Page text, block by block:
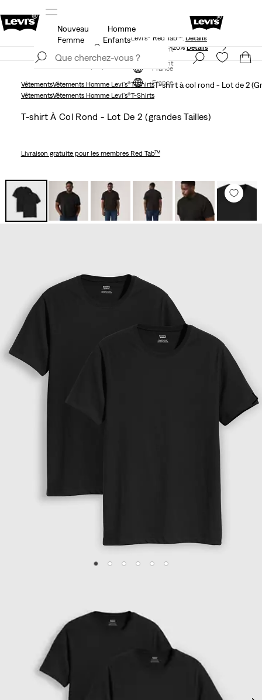
Livraison gratuite pour les membres du programme
Levi’s® Red Tab™. Détails
S'inscrire maintenant
France
Nouveau
Homme
Femme
Enfants
Unidays: Les étudiants bénéficient de -20% Détails
S'inscrire maintenant
France
VêtementsVêtements Homme Levi's®T-ShirtsT-shirt à col rond - Lot de 2
VêtementsVêtements Homme Levi's®T-Shirts
T-shirt À Col Rond - Lot De 2 (grandes Tailles)
Livraison gratuitepour les membres Red Tab™